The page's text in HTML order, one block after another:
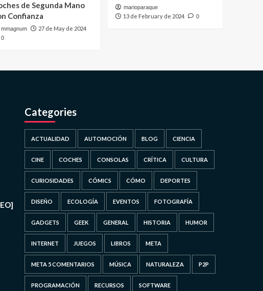
de Segunda Mano
Confianza
mmagnum 27 de May de 2024
0
marioparaque
13 de February de 2024 0
Categories
ACTUALIDAD AUTOMOCIÓN BLOG CIENCIA
CINE COCHES CONSOLAS CRÍTICA CULTURA
CURIOSIDADES CÓMICS CÓMO DEPORTES
DISEÑO ECOLOGÍA EVENTOS FOTOGRAFÍA
GADGETS GEEK GENERAL HISTORIA HUMOR
INTERNET JUEGOS LIBROS META
META 5 COMENTARIOS MÚSICA NATURALEZA P2P
PROGRAMACIÓN RECURSOS SOFTWARE